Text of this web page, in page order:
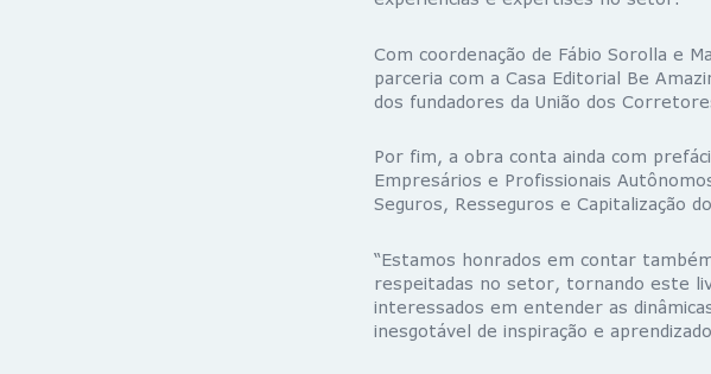
Com coordenação de Fábio Sorolla e
parceria com a Casa Editorial Be
dos fundadores da União dos
Por fim, a obra conta ainda com
Empresários e Profissionais
Seguros, Resseguros e Capitalização
“Estamos honrados em contar
respeitadas no setor, tornando este
interessados em entender as
inesgotável de inspiração e